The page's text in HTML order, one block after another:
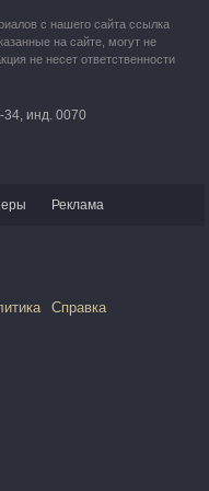
с нашего сайта ссылка
на сайте, могут не
не несет ответственности
34, инд. 0070
Реклама
Справка